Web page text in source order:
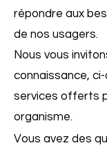
répondre aux
de nos usagers.
Nous vous
connaissance,
services offerts
organisme.​
Vous avez des